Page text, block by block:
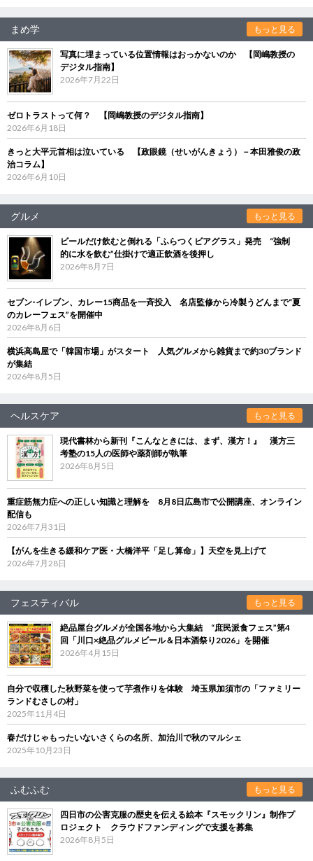
まめ学 もっと見る
写真に埋まっている位置情報はおっかないのか 【岡嶋教授の
デジタル指南】
2026年7月22日
ゼロトラストって何？ 【岡嶋教授のデジタル指南】
2026年6月18日
きっと大平元首相は泣いている 【政眼鏡（せいがんきょう）－本田雅俊の政
治コラム】
2026年6月10日
グルメ もっと見る
ビールだけ飲むと倒れる「ふらつくビアグラス」発売 “強制
的に水を飲む”仕掛けで適正飲酒を後押し
2026年8月7日
セブン‐イレブン、カレー15商品を一斉投入 名店監修から冷製うどんまで“夏
のカレーフェス”を開催中
2026年8月6日
横浜高島屋で「韓国市場」がスタート 人気グルメから雑貨まで約30ブランド
が集結
2026年8月5日
ヘルスケア もっと見る
現代書林から新刊『こんなときには、まず、漢方！』 漢方三
考塾の15人の医師や薬剤師が執筆
2026年8月5日
重症筋無力症への正しい知識と理解を 8月8日広島市で公開講座、オンライン
配信も
2026年7月31日
【がんを生きる緩和ケア医・大橋洋平「足し算命」】天空を見上げて
2026年7月28日
フェスティバル もっと見る
絶品屋台グルメが全国各地から大集結 “庶民派食フェス”第4
回「川口×絶品グルメビール＆日本酒祭り2026」を開催
2026年4月15日
自分で収穫した秋野菜を使って芋煮作りを体験 埼玉県加須市の「ファミリー
ランドむさしの村」
2025年11月4日
春だけじゃもったいないさくらの名所、加治川で秋のマルシェ
2025年10月23日
ふむふむ もっと見る
四日市の公害克服の歴史を伝える絵本『スモックリン』制作プ
ロジェクト クラウドファンディングで支援を募集
2026年8月5日